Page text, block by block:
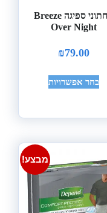
תחתוני ספיגה Breeze
Over Night
₪79.00
בחר אפשרויות
מבצע!